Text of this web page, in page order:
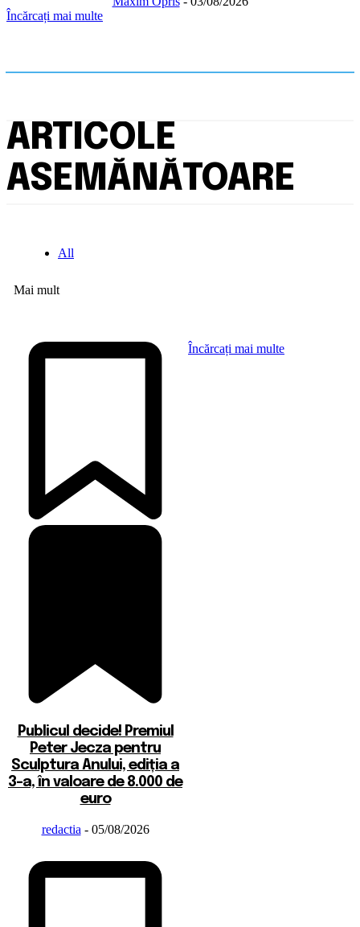
Încărcați mai multe
ARTICOLE
ASEMĂNĂTOARE
All
Mai mult
Publicul decide! Premiul
Peter Jecza pentru
Sculptura Anului, ediția a
3-a, în valoare de 8.000 de
euro
redactia - 05/08/2026
Încărcați mai multe